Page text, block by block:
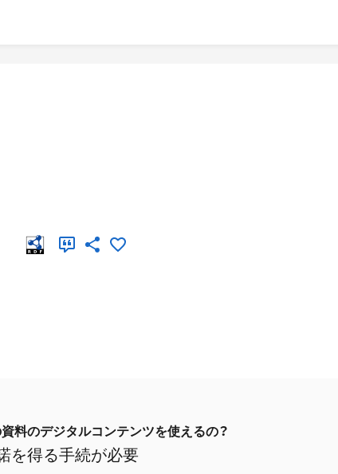
料のデジタルコンテンツを使えるの？
を得る手続が必要